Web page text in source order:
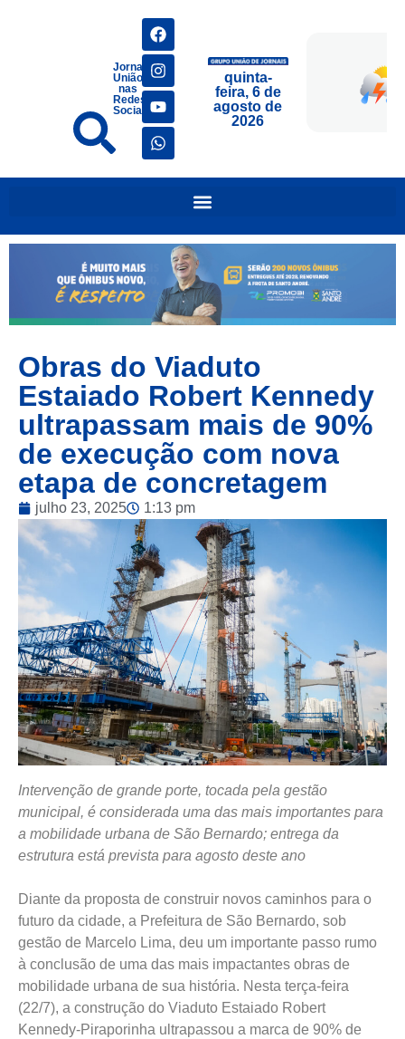
Jornais
União
nas
Redes
Sociais
quinta-
feira, 6 de
agosto de
2026
Obras do Viaduto
Estaiado Robert Kennedy
ultrapassam mais de 90%
de execução com nova
etapa de concretagem
julho 23, 2025 1:13 pm
Intervenção de grande porte, tocada pela gestão
municipal, é considerada uma das mais importantes para
a mobilidade urbana de São Bernardo; entrega da
estrutura está prevista para agosto deste ano
Diante da proposta de construir novos caminhos para o
futuro da cidade, a Prefeitura de São Bernardo, sob
gestão de Marcelo Lima, deu um importante passo rumo
à conclusão de uma das mais impactantes obras de
mobilidade urbana de sua história. Nesta terça-feira
(22/7), a construção do Viaduto Estaiado Robert
Kennedy-Piraporinha ultrapassou a marca de 90% de